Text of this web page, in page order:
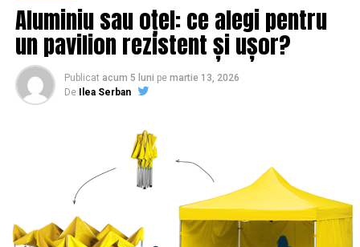
Aluminiu sau oțel: ce alegi pentru
un pavilion rezistent și ușor?
Publicat acum 5 luni pe martie 13, 2026
De
Ilea Serban